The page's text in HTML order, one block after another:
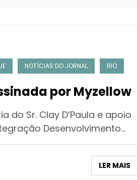
NOTÍCIAS DO JORNAL RIO
por Myzellow
do Sr. Clay D’Paula e apoio
Desenvolvimento…
LER MAIS